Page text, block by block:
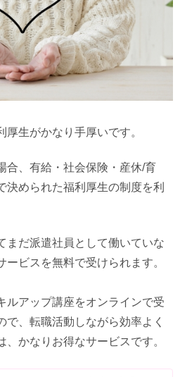
生がかなり手厚いです。
合、有給・社会保険・産休/育
決められた福利厚生の制度を利
まだ派遣社員として働いていな
ビスを無料で受けられます。
ルアップ講座をオンラインで受
で、転職活動しながら効率よく
、かなりお得なサービスです。